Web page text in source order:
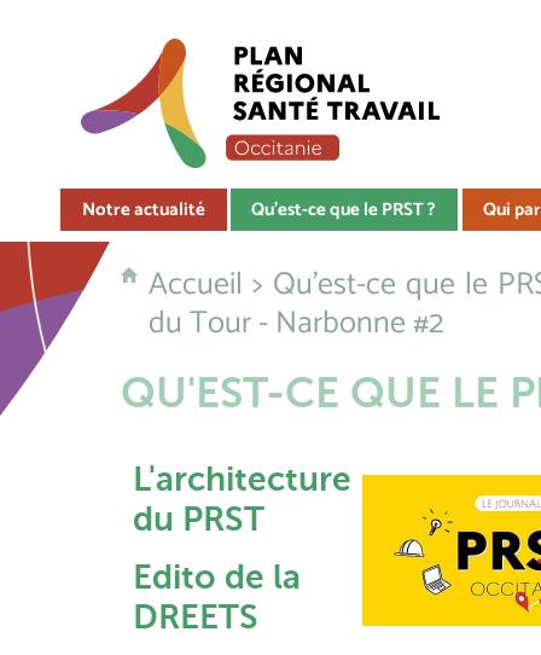
Notre actualité Qu'est-ce que le PRST ? Qui
Accueil > Qu'est-ce que le
du Tour - Narbonne #2
QU'EST-CE QUE LE
L'architecture
du PRST
Edito de la
DREETS